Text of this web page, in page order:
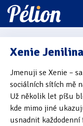
Přejít
na
štítky
Přejít
na
kategorie
Přejít
na
obsah
Menu
Články
Příručky
Kategorie článků
Dotazníky(3)
Hardware(163)
Braillské řádky
Xenie Jenilina
Jmenuji se Xenie –
sociálních sítích mě
Už několik let píšu
kde mimo jiné
usnadnit každodenní